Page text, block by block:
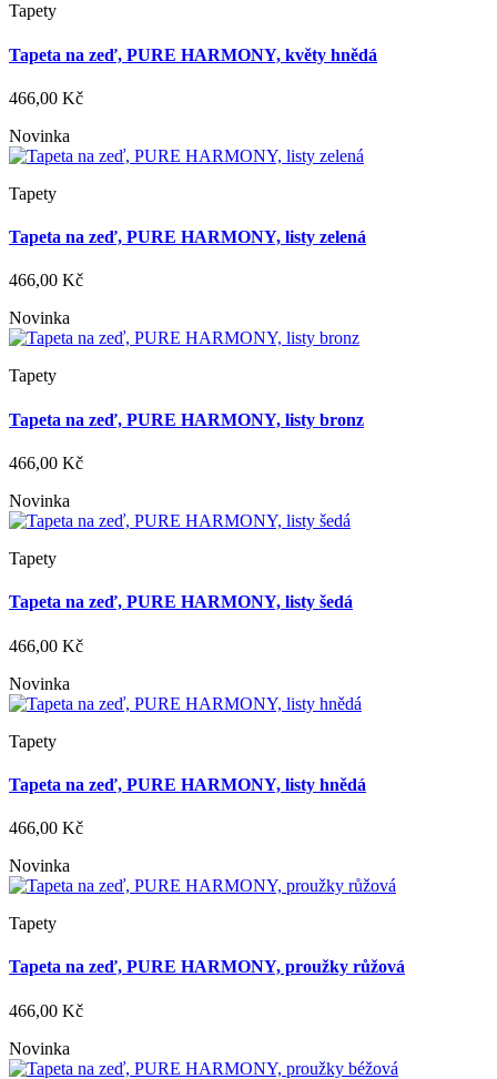
Tapety
Tapeta na zeď, PURE HARMONY, květy hnědá
466,00 Kč
Novinka
Tapety
Tapeta na zeď, PURE HARMONY, listy zelená
466,00 Kč
Novinka
Tapety
Tapeta na zeď, PURE HARMONY, listy bronz
466,00 Kč
Novinka
Tapety
Tapeta na zeď, PURE HARMONY, listy šedá
466,00 Kč
Novinka
Tapety
Tapeta na zeď, PURE HARMONY, listy hnědá
466,00 Kč
Novinka
Tapety
Tapeta na zeď, PURE HARMONY, proužky růžová
466,00 Kč
Novinka